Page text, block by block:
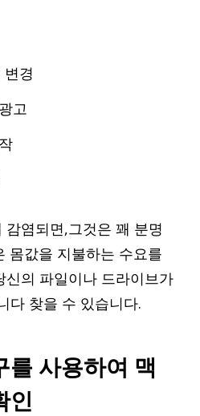
경
고
감염되면,그것은 꽤 분명
몸값을 지불하는 수요를
신의 파일이나 드라이브가
다 찾을 수 있습니다.
를 사용하여 맥
인